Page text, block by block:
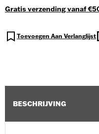
Gratis verzending vanaf
Toevoegen Aan Verlanglijst
BESCHRIJVING